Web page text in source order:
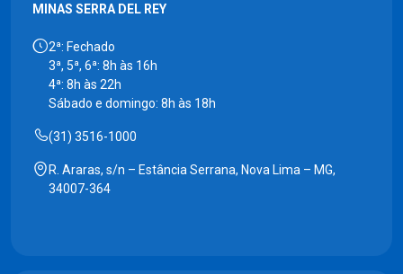
MINAS SERRA DEL REY
2ª: Fechado
3ª, 5ª, 6ª: 8h às 16h
4ª: 8h às 22h
Sábado e domingo: 8h às 18h
(31) 3516-1000
R. Araras, s/n – Estância Serrana, Nova Lima – MG,
34007-364